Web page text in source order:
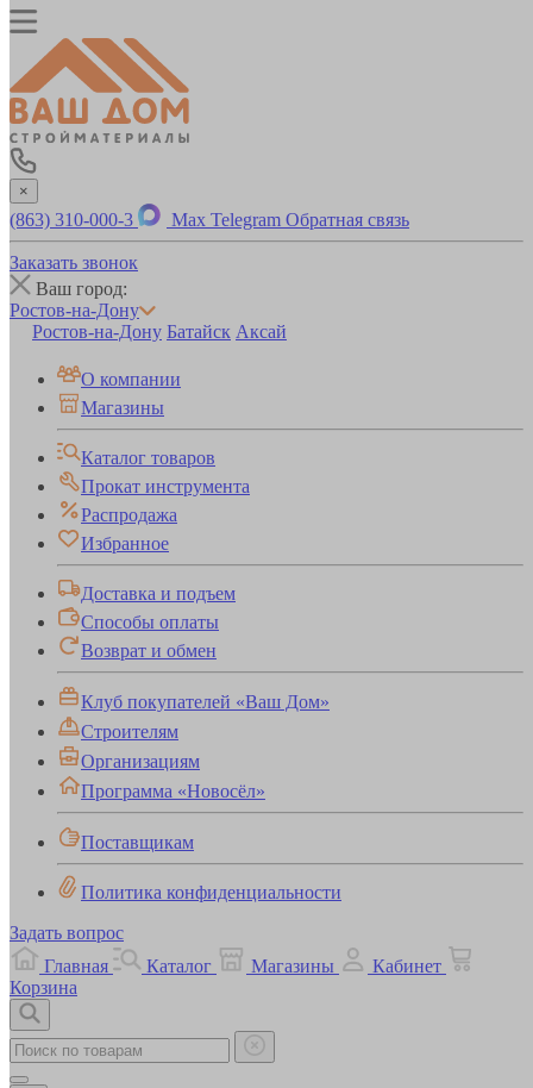
×
(863) 310-000-3 Max Telegram Обратная связь
Заказать звонок
Ваш город:
Ростов-на-Дону
Ростов-на-Дону Батайск Аксай
О компании
Магазины
Каталог товаров
Прокат инструмента
Распродажа
Избранное
Доставка и подъем
Способы оплаты
Возврат и обмен
Клуб покупателей «Ваш Дом»
Строителям
Организациям
Программа «Новосёл»
Поставщикам
Политика конфиденциальности
Задать вопрос
Главная
Каталог Магазины
Кабинет
Корзина